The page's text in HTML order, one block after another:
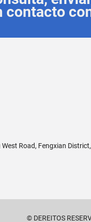
contacto
Road, Fengxian
© DEREITOS